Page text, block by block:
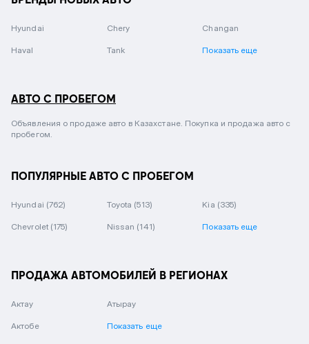
Hyundai Chery Changan
Haval Tank Показать еще
АВТО С ПРОБЕГОМ
Объявления о продаже авто в Казахстане. Покупка и продажа авто с
пробегом.
ПОПУЛЯРНЫЕ АВТО С ПРОБЕГОМ
Hyundai (762) Toyota (513) Kia (335)
Chevrolet (175) Nissan (141) Показать еще
ПРОДАЖА АВТОМОБИЛЕЙ В РЕГИОНАХ
Актау
Актобе
Атырау
Показать еще